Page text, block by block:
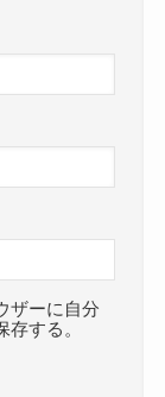
ザーに自分
する。